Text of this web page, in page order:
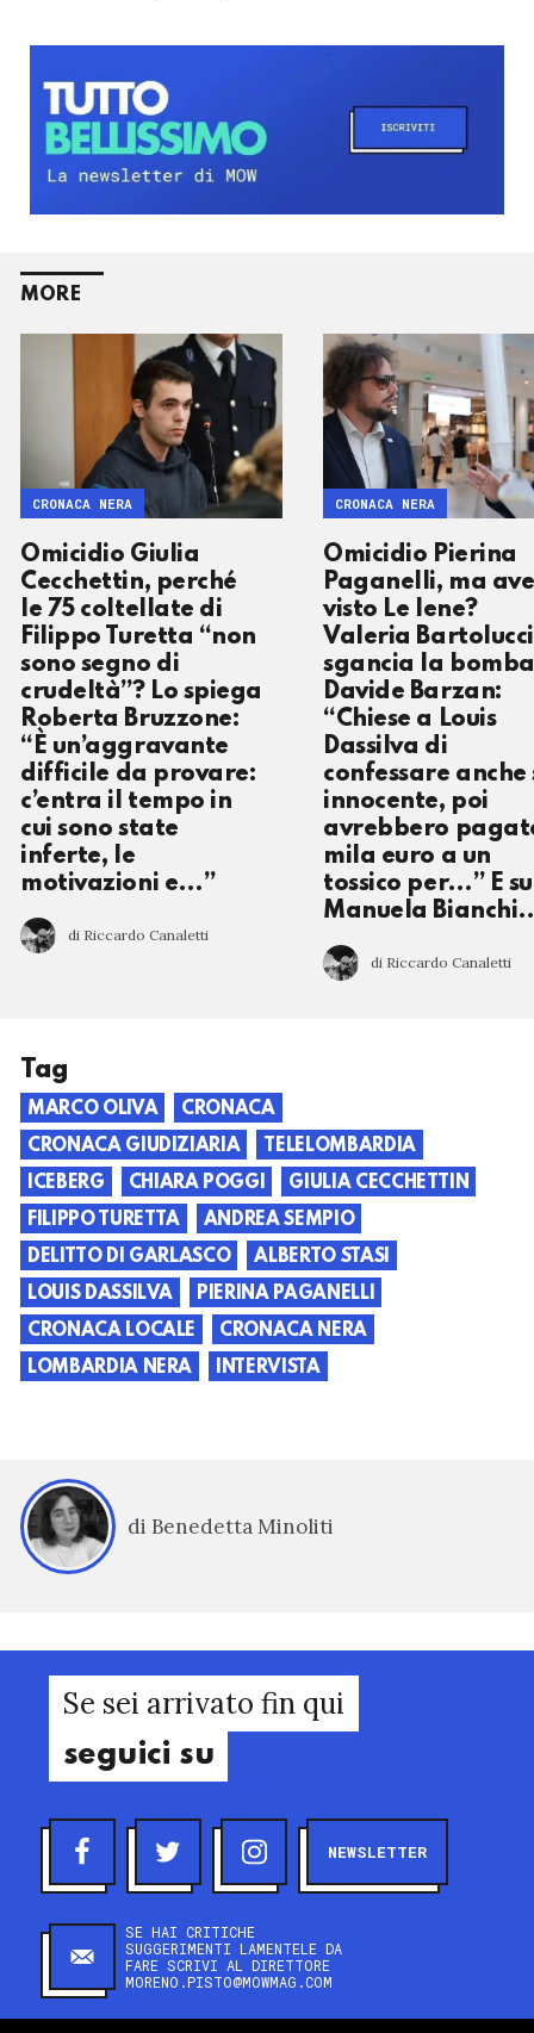
MORE
Omicidio Giulia
Cecchettin, perché
le 75 coltellate di
Filippo Turetta “non
sono segno di
crudeltà”? Lo spiega
Roberta Bruzzone:
“È un’aggravante
difficile da provare:
c’entra il tempo in
cui sono state
inferte, le
motivazioni e…”
di Riccardo Canaletti
CRONACA NERA
Omicidio Pierina
Paganelli, ma
visto Le Iene?
Valeria Bartolucci
sgancia la bomba
Davide Barzan:
“Chiese a Louis
Dassilva di
confessare anche
innocente, poi
avrebbero
mila euro a un
tossico per…” E su
Manuela
di Riccardo Canaletti
CRONACA NERA
Tag
MARCO OLIVA
CRONACA
CRONACA GIUDIZIARIA
TELELOMBARDIA
ICEBERG
CHIARA POGGI
GIULIA CECCHETTIN
FILIPPO TURETTA
ANDREA SEMPIO
DELITTO DI GARLASCO
ALBERTO STASI
LOUIS DASSILVA
PIERINA PAGANELLI
CRONACA LOCALE
CRONACA NERA
LOMBARDIA NERA
INTERVISTA
di Benedetta Minoliti
Se sei arrivato fin qui
seguici su
NEWSLETTER
SE HAI CRITICHE
SUGGERIMENTI LAMENTELE DA
FARE SCRIVI AL DIRETTORE
MORENO.PISTO@MOWMAG.COM